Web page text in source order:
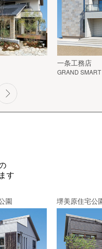
一条工務店
GRAND SMART
す
園 堺美原住宅公